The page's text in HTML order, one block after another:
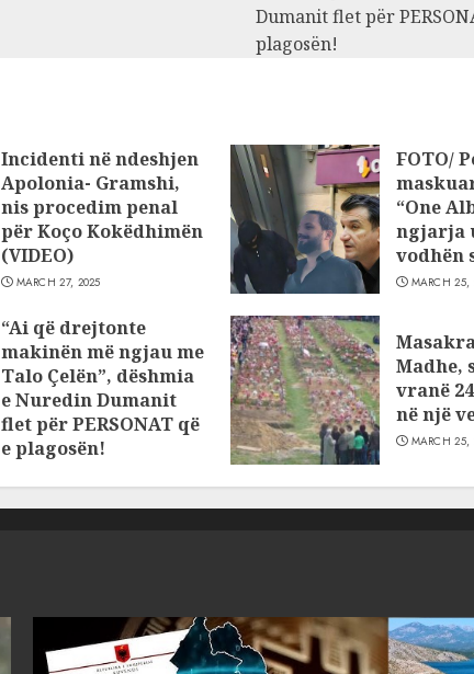
Dumanit flet për
plagosën!
Incidenti në ndeshjen
Apolonia- Gramshi,
nis procedim penal
për Koço Kokëdhimën
(VIDEO)
MARCH 27, 2025
FOTO/
“One
ngjarja
vodhën
MARCH 25,
“Ai që drejtonte
makinën më ngjau me
Talo Çelën”, dëshmia
e Nuredin Dumanit
flet për PERSONAT që
e plagosën!
Madhe,
vranë
në një
MARCH 25,